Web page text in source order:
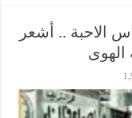
الاحبة .. أشعر
الهوى